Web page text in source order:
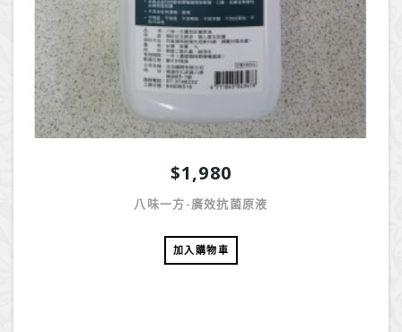
$1,980
八味一方-廣效抗菌原液
加入購物車